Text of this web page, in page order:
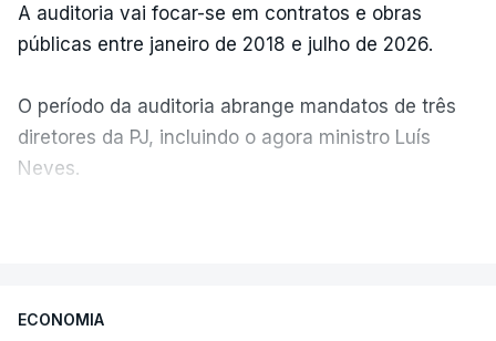
A auditoria vai focar-se em contratos e obras
públicas entre janeiro de 2018 e julho de 2026.
O período da auditoria abrange mandatos de três
diretores da PJ, incluindo o agora ministro Luís
Neves.
Não há prazos fixados para a conclusão desta
ECONOMIA